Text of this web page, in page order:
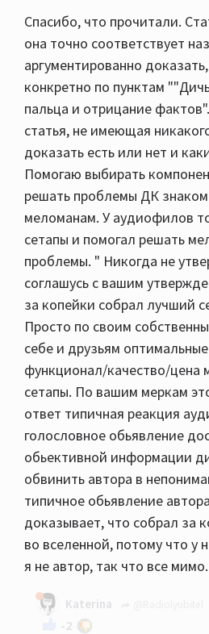
Спасибо, что прочитали.
она точно соответствует
аргументированно
конкретно по пунктам
пальца и отрицание
статья, не имеющая
доказать есть или нет и
Помогаю выбирать
решать проблемы ДК
меломанам. У аудиофилов
сетапы и помогал решать
проблемы. " Никогда не
соглашусь с вашим
за копейки собрал лучший
Просто по своим
себе и друзьям
функционал/качество/цена
сетапы. По вашим меркам
ответ типичная реакция
голословное обьявление
обьективной информации
обвинить автора в
типичное обьявление
доказывает, что собрал за
во вселенной, потому что у
я не автор, так что все мимо.
Katerina
-2